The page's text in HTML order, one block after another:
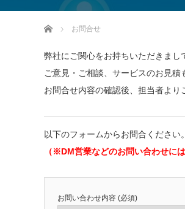
ホーム お問合せ
弊社にご関心をお持ちいただきまし
ご意見・ご相談、サービスのお見積
お問合せ内容の確認後、担当者より
以下のフォームからお問合ください。
（※DM営業などのお問い合わせに
お問い合わせ内容 (必須)